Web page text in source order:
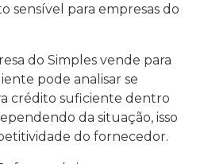
sensível para empresas do
do Simples vende para
pode analisar se
crédito suficiente dentro
da situação, isso
do fornecedor.